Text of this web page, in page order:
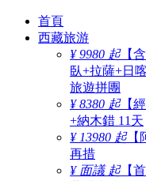
首頁
西藏旅游
¥ 9980 起【
臥+拉薩+日
旅遊拼團
¥ 8380 起【
+納木錯 11天
¥ 13980 起【
再措
¥ 面議 起【